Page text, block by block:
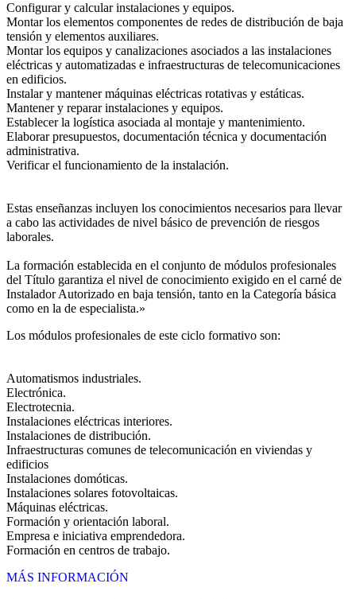
Configurar y calcular instalaciones y equipos.
Montar los elementos componentes de redes de distribución de baja
tensión y elementos auxiliares.
Montar los equipos y canalizaciones asociados a las instalaciones
eléctricas y automatizadas e infraestructuras de telecomunicaciones
en edificios.
Instalar y mantener máquinas eléctricas rotativas y estáticas.
Mantener y reparar instalaciones y equipos.
Establecer la logística asociada al montaje y mantenimiento.
Elaborar presupuestos, documentación técnica y documentación
administrativa.
Verificar el funcionamiento de la instalación.
Estas enseñanzas incluyen los conocimientos necesarios para llevar
a cabo las actividades de nivel básico de prevención de riesgos
laborales.
La formación establecida en el conjunto de módulos profesionales
del Título garantiza el nivel de conocimiento exigido en el carné de
Instalador Autorizado en baja tensión, tanto en la Categoría básica
como en la de especialista.»
Los módulos profesionales de este ciclo formativo son:
Automatismos industriales.
Electrónica.
Electrotecnia.
Instalaciones eléctricas interiores.
Instalaciones de distribución.
Infraestructuras comunes de telecomunicación en viviendas y
edificios
Instalaciones domóticas.
Instalaciones solares fotovoltaicas.
Máquinas eléctricas.
Formación y orientación laboral.
Empresa e iniciativa emprendedora.
Formación en centros de trabajo.
MÁS INFORMACIÓN